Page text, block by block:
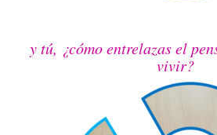
y tú, ¿cómo entrelazas el
vivir?